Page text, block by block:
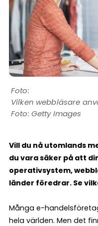
Vilken webbläsare
Foto: Getty Images
Vill du nå utomlands
du vara säker på att
operativsystem,
länder föredrar. Se
Många e-
hela världen. Men det